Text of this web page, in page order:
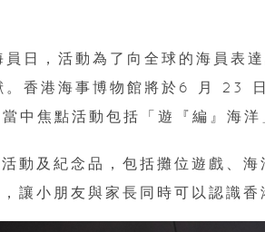
日，活動為了向全球的海員表
。香港海事博物館將於6 月 23
中焦點活動包括「遊『編』海洋
動及紀念品，包括攤位遊戲、
讓小朋友與家長同時可以認識香